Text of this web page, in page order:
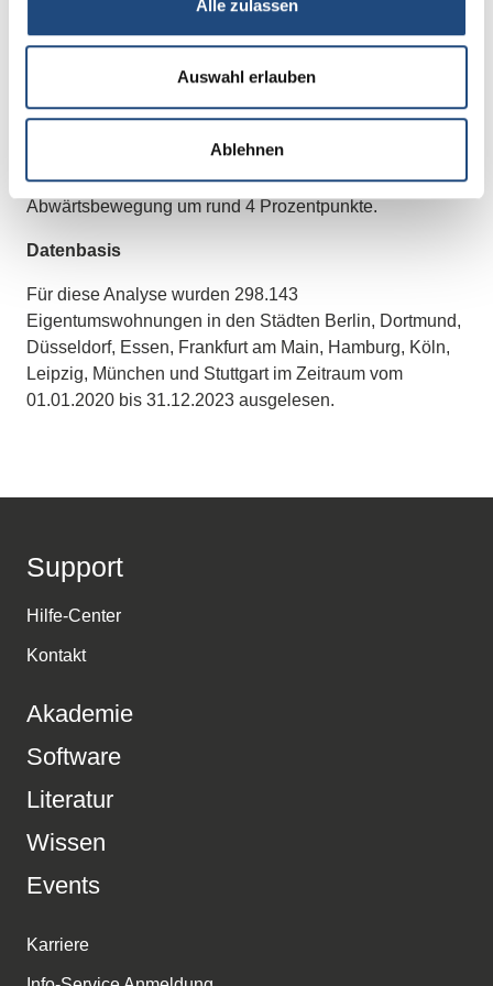
Alle zulassen
Auswahl erlauben
Ablehnen
deutlich sprunghafter zu sein. Die Maklerquote betrug
vor einem Jahr, im Dezember 2022, 71 % und bewegte
Abwärtstrend: Dortmund
Mit einer Maklerquote von rund 65 % liegt Dortmund an
zweitletzter Stelle und verzeichnet eine deutliche
Abwärtsbewegung um rund 4 Prozentpunkte.
Datenbasis
Für diese Analyse wurden 298.143
Eigentumswohnungen in den Städten Berlin, Dortmund,
Düsseldorf, Essen, Frankfurt am Main, Hamburg, Köln,
Leipzig, München und Stuttgart im Zeitraum vom
01.01.2020 bis 31.12.2023 ausgelesen.
Support
Hilfe-Center
Kontakt
Akademie
Software
Literatur
Wissen
Events
Karriere